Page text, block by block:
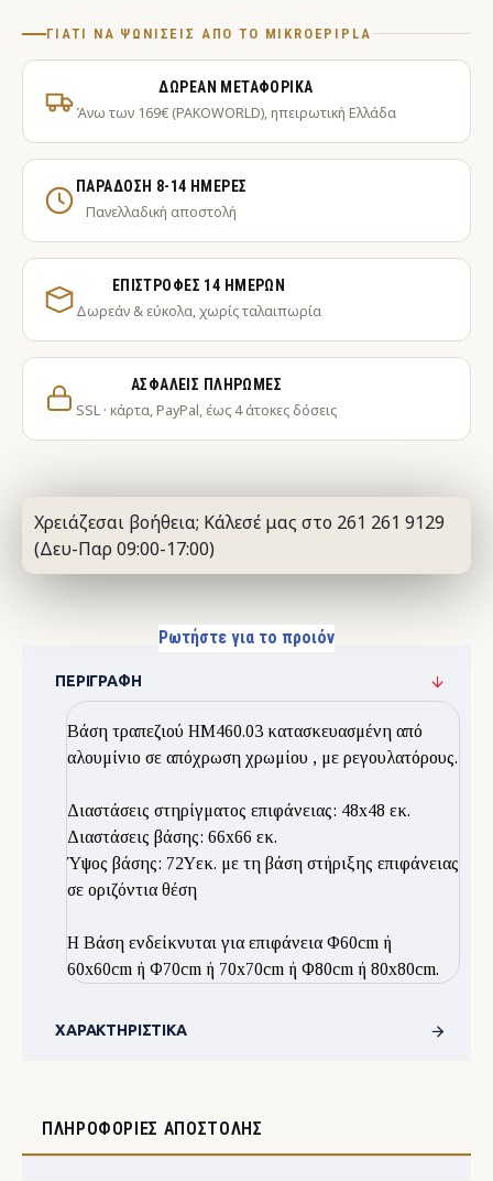
ΓΙΑΤΊ ΝΑ ΨΩΝΊΣΕΙΣ ΑΠΌ ΤΟ MIKROEPIPLA
ΔΩΡΕΆΝ ΜΕΤΑΦΟΡΙΚΆ
Άνω των 169€ (PAKOWORLD), ηπειρωτική Ελλάδα
ΠΑΡΆΔΟΣΗ 8-14 ΗΜΈΡΕΣ
Πανελλαδική αποστολή
ΕΠΙΣΤΡΟΦΈΣ 14 ΗΜΕΡΏΝ
Δωρεάν & εύκολα, χωρίς ταλαιπωρία
ΑΣΦΑΛΕΊΣ ΠΛΗΡΩΜΈΣ
SSL · κάρτα, PayPal, έως 4 άτοκες δόσεις
Χρειάζεσαι βοήθεια; Κάλεσέ μας στο 261 261 9129
(Δευ-Παρ 09:00-17:00)
Ρωτήστε για το προιόν
ΠΕΡΙΓΡΑΦΉ
Βάση τραπεζιού HΜ460.03 κατασκευασμένη από
αλουμίνιο σε απόχρωση χρωμίου , με ρεγουλατόρους.
Διαστάσεις στηρίγματος επιφάνειας: 48x48 εκ.
Διαστάσεις βάσης: 66x66 εκ.
Ύψος βάσης: 72Υεκ. με τη βάση στήριξης επιφάνειας
σε οριζόντια θέση
Η Βάση ενδείκνυται για επιφάνεια Φ60cm ή
60x60cm ή Φ70cm ή 70x70cm ή Φ80cm ή 80x80cm.
ΧΑΡΑΚΤΗΡΙΣΤΙΚΆ
ΠΛΗΡΟΦΟΡΊΕΣ ΑΠΟΣΤΟΛΉΣ